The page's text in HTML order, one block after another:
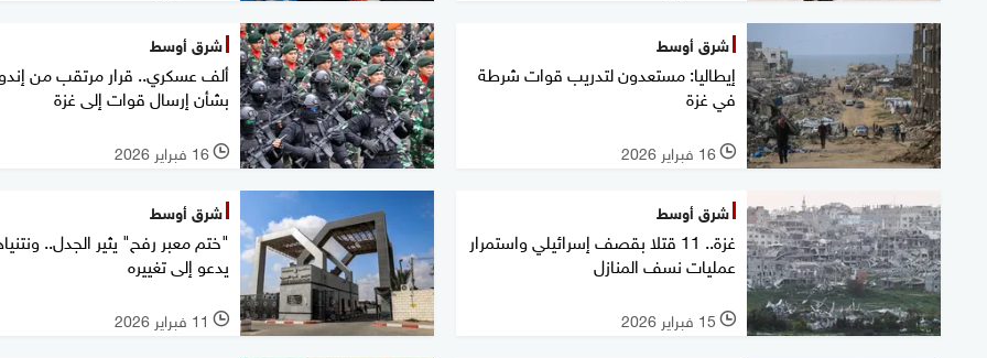
شرق أوسط
إيطاليا: مستعدون لتدريب قوات شرطة
في غزة
l 16 فبراير 2026
شرق أوسط
ألف عسكري.. قرار مرتقب من
بشأن إرسال قوات إلى غزة
l 16 فبراير 2026
شرق أوسط
غزة.. 11 قتلا بقصف إسرائيلي واستمرار
عمليات نسف المنازل
l 15 فبراير 2026
شرق أوسط
"ختم معبر رفح" يثير الجدل..
يدعو إلى تغييره
l 11 فبراير 2026